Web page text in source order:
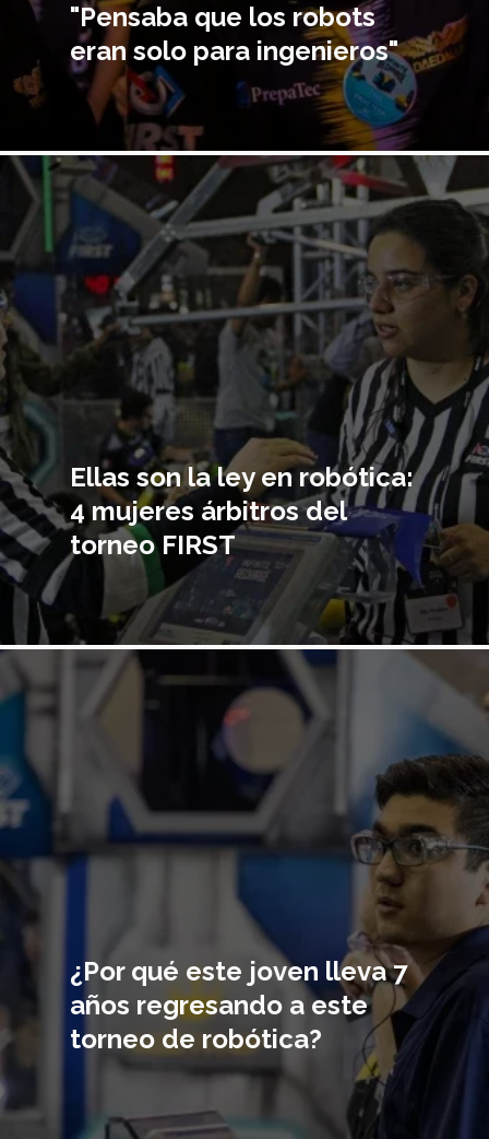
"Pensaba que los robots
eran solo para ingenieros"
Imagen
principal
Ellas son la ley en robótica:
4 mujeres árbitros del
torneo FIRST
Imagen
principal
¿Por qué este joven lleva 7
años regresando a este
torneo de robótica?